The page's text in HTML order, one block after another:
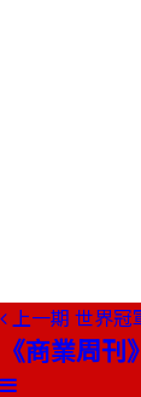
上一期 世界冠
《商業周